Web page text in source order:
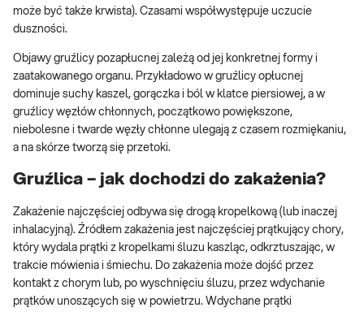
może być także krwista). Czasami współwystępuje uczucie
duszności.
Objawy gruźlicy pozapłucnej zależą od jej konkretnej formy i
zaatakowanego organu. Przykładowo w gruźlicy opłucnej
dominuje suchy kaszel, gorączka i ból w klatce piersiowej, a w
gruźlicy węzłów chłonnych, początkowo powiększone,
niebolesne i twarde węzły chłonne ulegają z czasem rozmiękaniu,
a na skórze tworzą się przetoki.
Gruźlica – jak dochodzi do zakażenia?
Zakażenie najczęściej odbywa się drogą kropelkową (lub inaczej
inhalacyjną). Źródłem zakażenia jest najczęściej prątkujący chory,
który wydala prątki z kropelkami śluzu kaszląc, odkrztuszając, w
trakcie mówienia i śmiechu. Do zakażenia może dojść przez
kontakt z chorym lub, po wyschnięciu śluzu, przez wdychanie
prątków unoszących się w powietrzu. Wdychane prątki